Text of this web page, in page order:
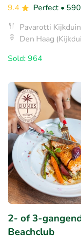
9.4
Perfect •
Pavarotti Kijkduin
Den Haag
Sold: 964
2- of 3-
Beachclub